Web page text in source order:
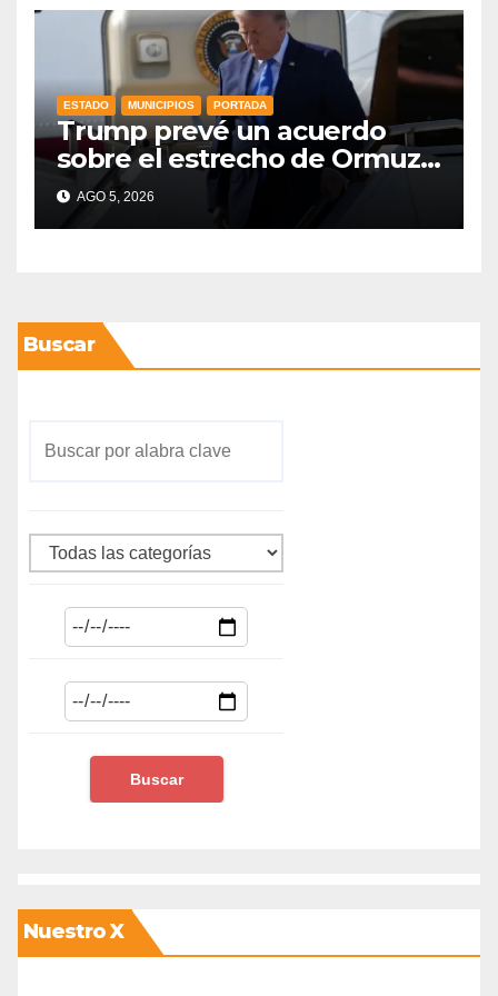
ESTADO MUNICIPIOS PORTADA
Trump prevé un acuerdo
sobre el estrecho de Ormuz
esta misma semana
AGO 5, 2026
Buscar
Nuestro X